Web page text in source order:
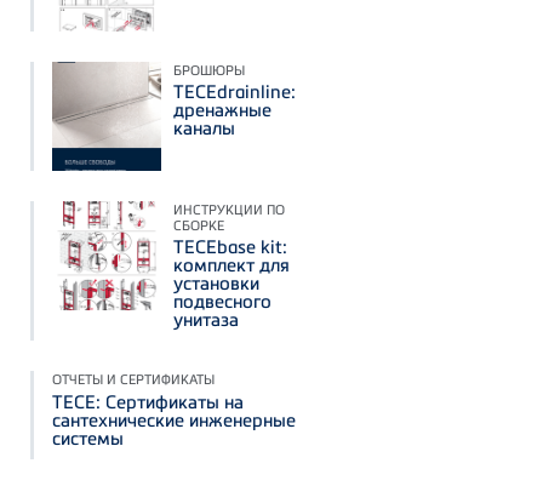
БРОШЮРЫ
TECEdrainline:
дренажные
каналы
ИНСТРУКЦИИ ПО
СБОРКЕ
TECEbase kit:
комплект для
установки
подвесного
унитаза
ОТЧЕТЫ И СЕРТИФИКАТЫ
TECE: Сертификаты на
сантехнические инженерные
системы